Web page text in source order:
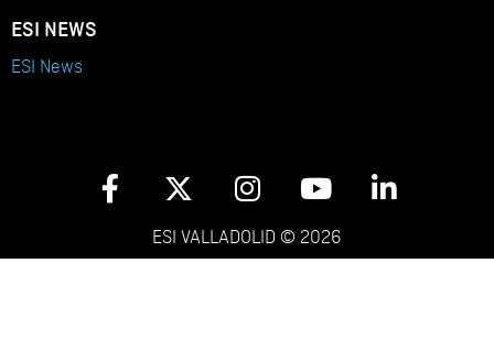
ESI NEWS
ESI News
ESI VALLADOLID © 2026